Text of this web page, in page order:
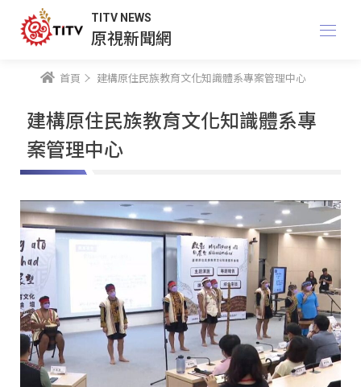
TITV NEWS
原視新聞網
首頁 建構原住民族教育文化知識體系專案管理中心
建構原住民族教育文化知識體系專
案管理中心